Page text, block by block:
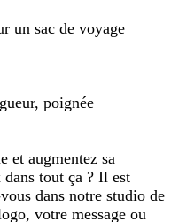
un sac de voyage
poignée
et augmentez sa
tout ça ? Il est
dans notre studio de
votre message ou